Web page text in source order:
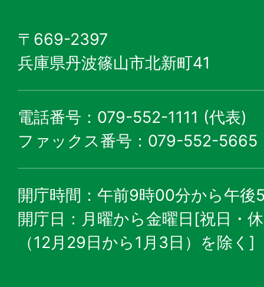
〒669-2397
兵庫県丹波篠山市北新町41
電話番号：079-552-1111 (代表)
ファックス番号：079-552-5665
開庁時間：午前9時00分から午後
開庁日：月曜から金曜日[祝日・
（12月29日から1月3日）を除く]